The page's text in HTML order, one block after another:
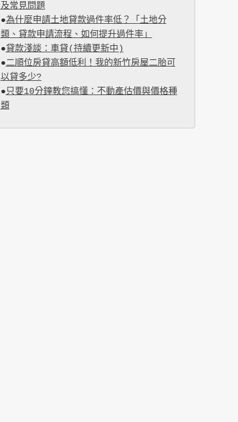
及常見問題
●為什麼申請土地貸款過件率低？「土地分
類、貸款申請流程、如何提升過件率」
●貸款淺談：車貸(持續更新中)
●二順位房貸高額低利！我的新竹房屋二胎可
以貸多少?
●只要10分鐘教您搞懂：不動產估價與價格種
類